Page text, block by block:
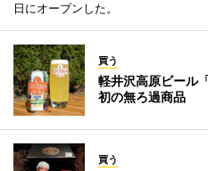
日にオープンした。
買う
軽井沢高原ビール
初の無ろ過
買う